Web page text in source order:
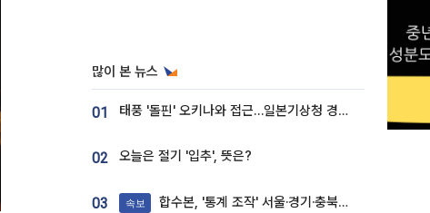
많이 본 뉴스
01 태풍 '돌핀' 오키나와 접근…일본기상청 경로 업데이트
02 오늘은 절기 '입추', 뜻은?
03 속보 합수본, '통계 조작' 서울·경기·충북 선관위 등 추가 압수수색